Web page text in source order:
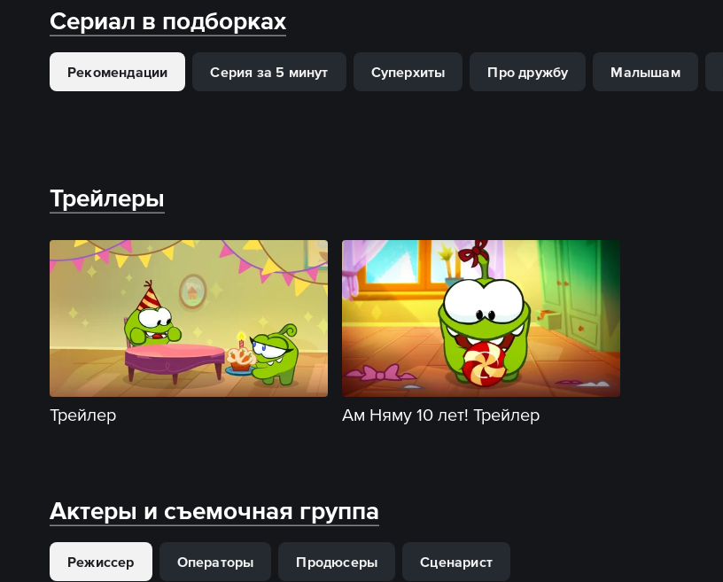
Сериал в подборках
Рекомендации Серия за 5 минут Суперхиты Про дружбу Малышам
Трейлеры
Трейлер Ам Няму 10 лет! Трейлер
Актеры и съемочная группа
Режиссер Операторы Продюсеры Сценарист